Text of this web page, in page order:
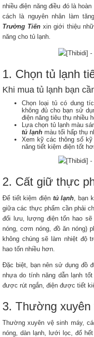
nhiều điện năng điều đó là
cách là nguyên nhân làm
Trường Tiến xin giới thiệu
năng cho tủ lạnh.
1. Chọn tủ lạnh
Khi mua tủ lạnh bạn
Chọn loại tủ có dung
không đủ cho bạn sử
điện năng tiêu thụ nhiều
Lựa chọn tủ lạnh màu
tủ lạnh màu tối hấp thụ
Xem kỹ các thông số
năng tiết kiệm điện tốt
2. Cất giữ thực
Để tiết kiệm điện tủ lạnh , bạn
giữa các thực phẩm cần phải
đối lưu, lượng điện tổn hao
nóng, cơm nóng, đồ ăn nóng)
không chúng sẽ làm nhiệt độ
hao tốn nhiều hơn.
Đặc biệt, bạn nên sử dụng đồ
nhựa do tính năng dẫn lạnh
được rút ngắn, điện được tiết
3. Thường xuyên
Thường xuyên vệ sinh máy,
nóng, dàn lạnh, lưới lọc, đổ